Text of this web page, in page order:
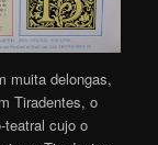
muita delongas,
Tiradentes, o
teatral cujo o